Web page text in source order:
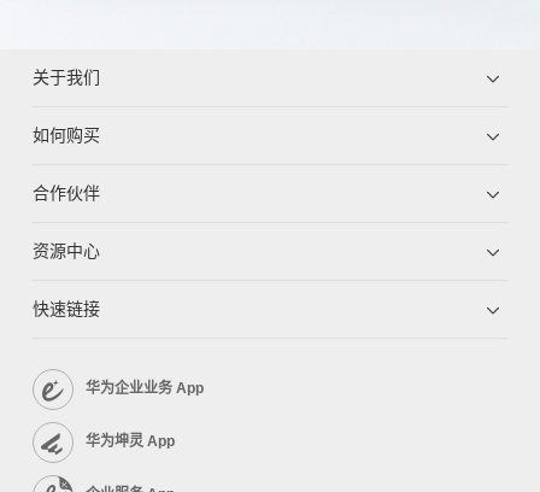
关于我们
如何购买
合作伙伴
资源中心
快速链接
华为企业业务 App
华为坤灵 App